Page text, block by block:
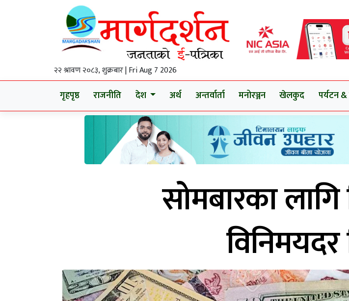
२२ श्रावण २०८३, शुक्रबार | Fri Aug 7 2026
गृहपृष्ठ राजनीति देश अर्थ अन्तर्वार्ता मनोरञ्जन खेलकुद पर्यटन
सोमबारका लागि
विनिमयदर